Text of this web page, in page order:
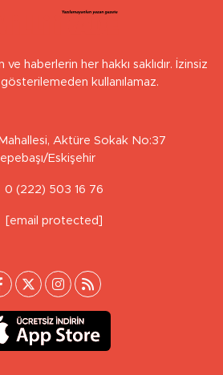
haberlerin her hakkı saklıdır. İzinsiz
kullanılamaz.
Aktüre Sokak No:37
Eskişehir
0 (222) 503 16 76
[email protected]